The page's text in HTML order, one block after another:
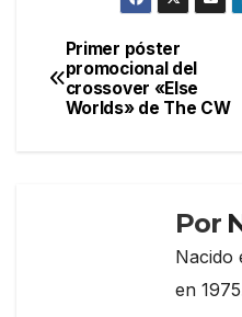
e
b
o
itt
er
e
gr
a
m tir
Navegación
de
Primer póster
promocional del
crossover «Else
Worlds» de The CW
Por
Nacido
en